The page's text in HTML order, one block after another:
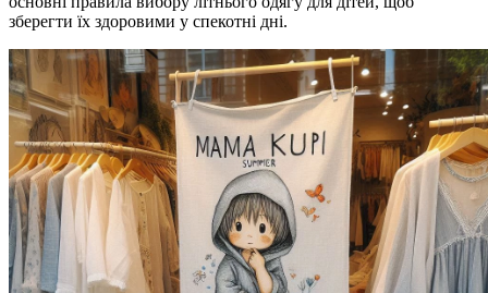
зберегти їх здоровими у спекотні дні.